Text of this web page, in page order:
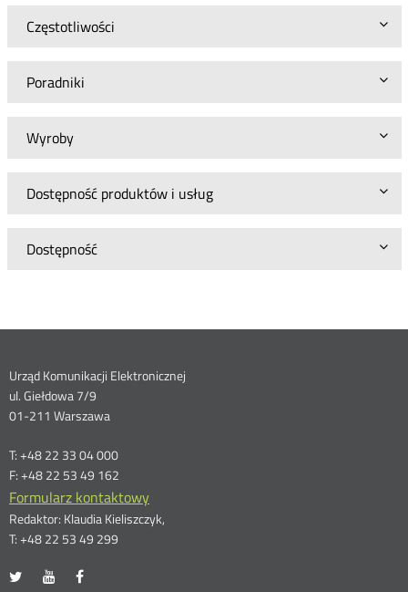
Częstotliwości
Poradniki
Wyroby
Dostępność produktów i usług
Dostępność
Dane
kontaktowe
Urząd Komunikacji Elektronicznej
ul. Giełdowa 7/9
01-211 Warszawa
T: +48 22 33 04 000
F: +48 22 53 49 162
Formularz kontaktowy
Redaktor: Klaudia Kieliszczyk,
T: +48 22 53 49 299
UKE
OtwórzUKE
Otwórz